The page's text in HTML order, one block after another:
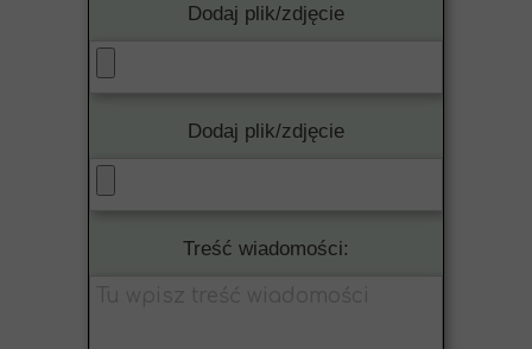
Dodaj plik/zdjęcie
Dodaj plik/zdjęcie
Treść wiadomości: